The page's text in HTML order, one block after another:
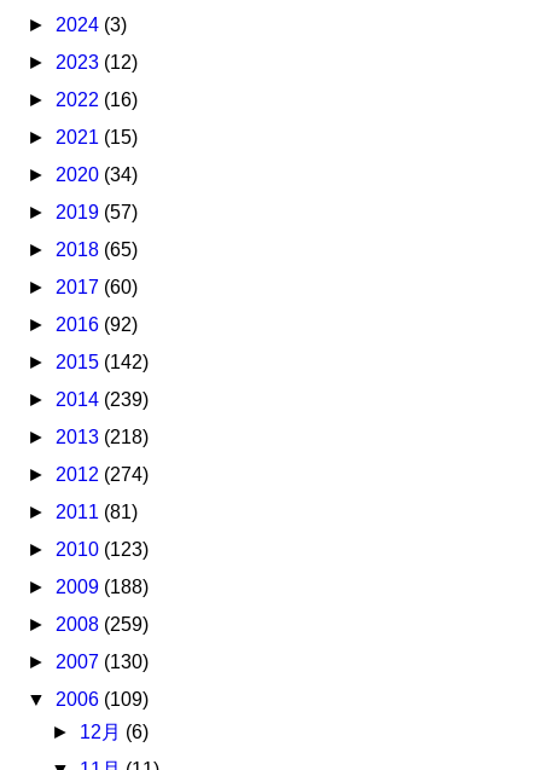
► 2024 (3)
► 2023 (12)
► 2022 (16)
► 2021 (15)
► 2020 (34)
► 2019 (57)
► 2018 (65)
► 2017 (60)
► 2016 (92)
► 2015 (142)
► 2014 (239)
► 2013 (218)
► 2012 (274)
► 2011 (81)
► 2010 (123)
► 2009 (188)
► 2008 (259)
► 2007 (130)
▼ 2006 (109)
► 12月 (6)